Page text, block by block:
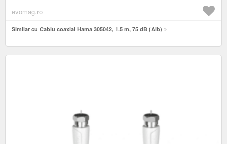
evomag.ro
Similar cu Cablu coaxial Hama 305042, 1.5 m, 75 dB (Alb)